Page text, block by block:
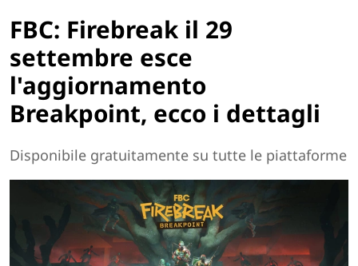
FBC: Firebreak il 29
settembre esce
l'aggiornamento
Breakpoint, ecco i dettagli
Disponibile gratuitamente su tutte le piattaforme